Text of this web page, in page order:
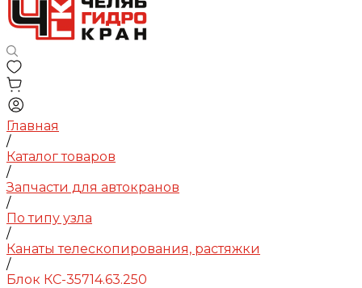
Главная
/
Каталог товаров
/
Запчасти для автокранов
/
По типу узла
/
Канаты телескопирования, растяжки
/
Блок КС-35714.63.250